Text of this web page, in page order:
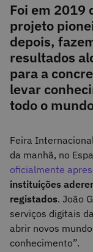
Foi em 2019
projeto
depois,
resultados
para a
levar
todo o
Feira
da manhã, no
oficialmente
instituições
registados. João
serviços digitais
abrir novos
conhecimento”.